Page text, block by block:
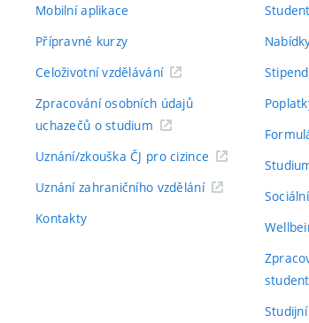
Mobilní aplikace
Přípravné kurzy
Celoživotní vzdělávání
Zpracování osobních údajů
uchazečů o studium
Uznání/zkouška ČJ pro cizince
Uznání zahraničního vzdělání
Kontakty